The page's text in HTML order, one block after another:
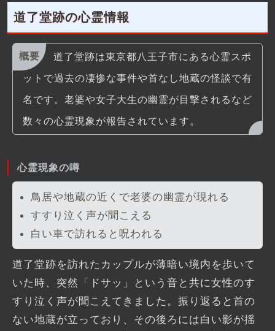
道了堂跡の心霊情報
道了堂跡は東京都八王子市にある心霊スポ
ットで過去の凄惨な事件や首なし地蔵の怪談で有
名です。老婆や女子大生の幽霊が目撃されるなど
数々の心霊現象が報告されています。
心霊現象の噂
鳥居や地蔵の近くで老婆の幽霊が現れる
すすり泣く声が聞こえる
白い車で訪れると呪われる
道了堂跡を訪れたカップルが薄暗い境内を歩いて
いた時、突然「ドサッ」という音と共に女性のす
すり泣く声が聞こえてきました。振り返ると首の
ない地蔵が立っており、その後ろには白い影が揺